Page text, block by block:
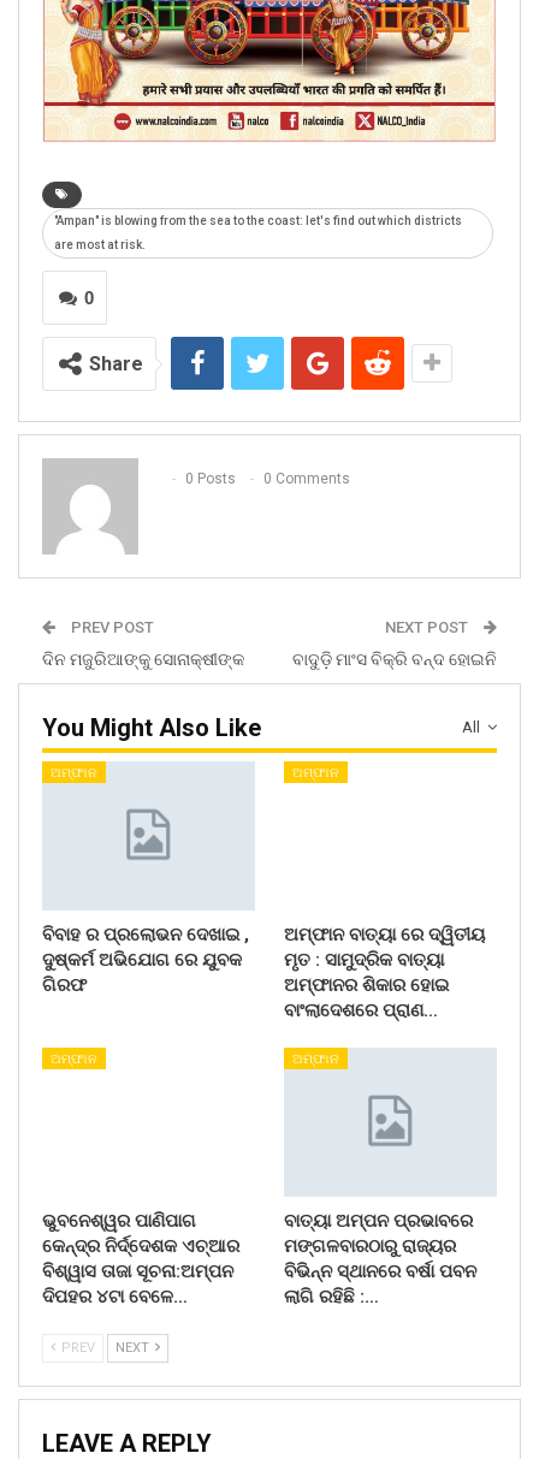
"Ampan" is blowing from the sea to the coast: let's find out which districts
are most at risk.
0
Share
0 Posts 0 Comments
PREV POST
ଦିନ ମଜୁରିଆଙ୍କୁ ସୋନାକ୍ଷୀଙ୍କ
NEXT POST
ବାଦୁଡ଼ି ମାଂସ ବିକ୍ରି ବନ୍ଦ ହୋଇନି
All
You Might Also Like
ଅମ୍ଫାନ
ବିବାହ ର ପ୍ରଲୋଭନ ଦେଖାଇ ,
ଦୁଷ୍କର୍ମ ଅଭିଯୋଗ ରେ ଯୁବକ
ଗିରଫ
ଅମ୍ଫାନ
ଅମ୍ଫାନ ବାତ୍ୟା ରେ ଦ୍ୱିତୀୟ
ମୃତ : ସାମୁଦ୍ରିକ ବାତ୍ୟା
ଅମ୍ଫାନର ଶିକାର ହୋଇ
ବାଂଲାଦେଶରେ ପ୍ରାଣ…
ଅମ୍ଫାନ
ଭୁବନେଶ୍ୱର ପାଣିପାଗ
କେନ୍ଦ୍ର ନିର୍ଦ୍ଦେଶକ ଏଚ୍‌ଆର
ବିଶ୍ୱାସ ତାଜା ସୂଚନା:ଅମ୍ପନ
ଦିପହର ୪ଟା ବେଳେ…
ଅମ୍ଫାନ
ବାତ୍ୟା ଅମ୍ପନ ପ୍ରଭାବରେ
ମଙ୍ଗଳବାରଠାରୁ ରାଜ୍ୟର
ବିଭିନ୍ନ ସ୍ଥାନରେ ବର୍ଷା ପବନ
ଲାଗି ରହିଛି :…
PREV NEXT
LEAVE A REPLY